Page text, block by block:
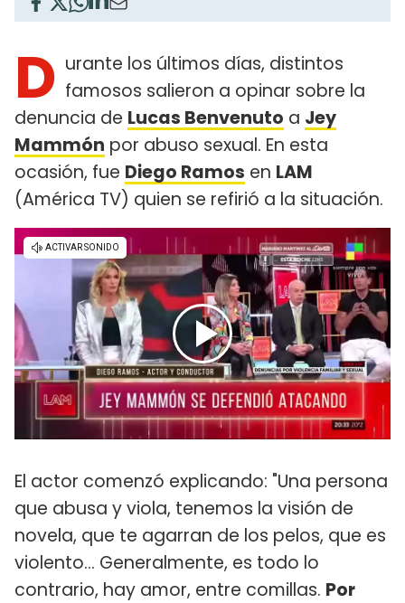
D urante los últimos días, distintos
famosos salieron a opinar sobre la
denuncia de Lucas Benvenuto a Jey
Mammón por abuso sexual. En esta
ocasión, fue Diego Ramos en LAM
(América TV) quien se refirió a la situación.
El actor comenzó explicando: "Una persona
que abusa y viola, tenemos la visión de
novela, que te agarran de los pelos, que es
violento... Generalmente, es todo lo
contrario, hay amor, entre comillas. Por